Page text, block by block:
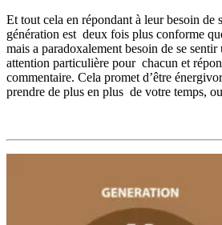
Et tout cela en répondant à leur besoin de
génération est deux fois plus conforme
mais a paradoxalement besoin de se
attention particulière pour chacun et
commentaire. Cela promet d’être
prendre de plus en plus de votre temps,